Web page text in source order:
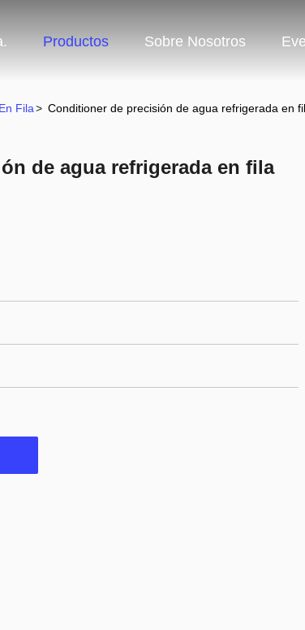
Productos Sobre Nosotros
Fila> Conditioner de precisión de agua refrigerada en
de agua refrigerada en fila